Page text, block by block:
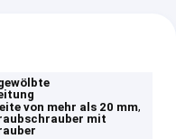
von mehr als 20 mm,
mit